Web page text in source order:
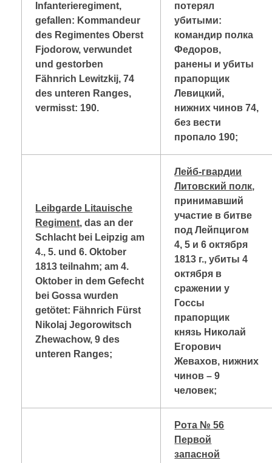
Infanterieregiment,
gefallen: Kommandeur
des Regimentes Oberst
Fjodorow, verwundet
und gestorben
Fähnrich Lewitzkij, 74
des unteren Ranges,
vermisst: 190.
потерял
убитыми:
командир полка
Федоров,
ранены и убиты
прапорщик
Левицкий,
нижних чинов 74,
без вести
пропало 190;
Leibgarde Litauische
Regiment, das an der
Schlacht bei Leipzig am
4., 5. und 6. Oktober
1813 teilnahm; am 4.
Oktober in dem Gefecht
bei Gossa wurden
getötet: Fähnrich Fürst
Nikolaj Jegorowitsch
Zhewachow, 9 des
unteren Ranges;
Лейб-гвардии
Литовский полк,
принимавший
участие в битве
под Лейпцигом
4, 5 и 6 октября
1813 г., убиты 4
октября в
сражении у
Госсы
прапорщик
князь Николай
Егорович
Жевахов, нижних
чинов – 9
человек;
Рота № 56
Первой
запасной